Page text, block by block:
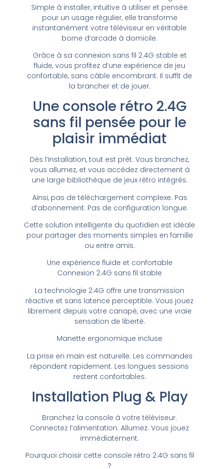
Simple à installer, intuitive à utiliser et pensée
pour un usage régulier, elle transforme
instantanément votre téléviseur en véritable
borne d’arcade à domicile.
Grâce à sa connexion sans fil 2.4G stable et
fluide, vous profitez d’une expérience de jeu
confortable, sans câble encombrant. Il suffit de
la brancher et de jouer.
Une console rétro 2.4G
sans fil pensée pour le
plaisir immédiat
Dès l’installation, tout est prêt. Vous branchez,
vous allumez, et vous accédez directement à
une large bibliothèque de jeux rétro intégrés.
Ainsi, pas de téléchargement complexe. Pas
d’abonnement. Pas de configuration longue.
Cette solution intelligente du quotidien est idéale
pour partager des moments simples en famille
ou entre amis.
Une expérience fluide et confortable
Connexion 2.4G sans fil stable
La technologie 2.4G offre une transmission
réactive et sans latence perceptible. Vous jouez
librement depuis votre canapé, avec une vraie
sensation de liberté.
Manette ergonomique incluse
La prise en main est naturelle. Les commandes
répondent rapidement. Les longues sessions
restent confortables.
Installation Plug & Play
Branchez la console à votre téléviseur.
Connectez l’alimentation. Allumez. Vous jouez
immédiatement.
Pourquoi choisir cette console rétro 2.4G sans fil
?